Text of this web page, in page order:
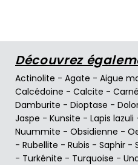
Découvrez
Actinolite - Agate - Aigue
Calcédoine - Calcite -
Damburite - Dioptase -
Jaspe - Kunsite - Lapis lazuli
Nuummite - Obsidienne -
- Rubellite - Rubis - Saphir -
- Turkénite - Turquoise -